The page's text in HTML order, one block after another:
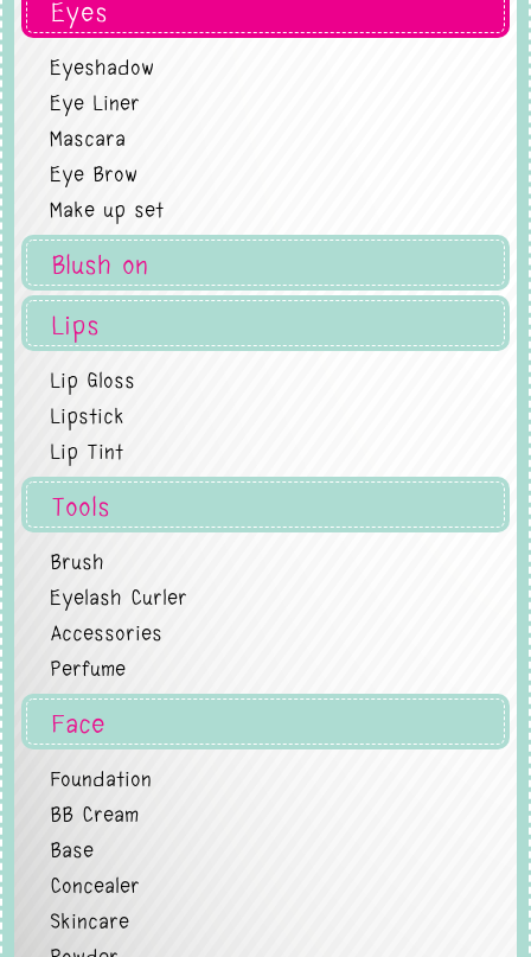
Eyeshadow
Eye Liner
Mascara
Eye Brow
Make up set
Blush on
Lips
Lip Gloss
Lipstick
Lip Tint
Tools
Brush
Eyelash Curler
Accessories
Perfume
Face
Foundation
BB Cream
Base
Concealer
Skincare